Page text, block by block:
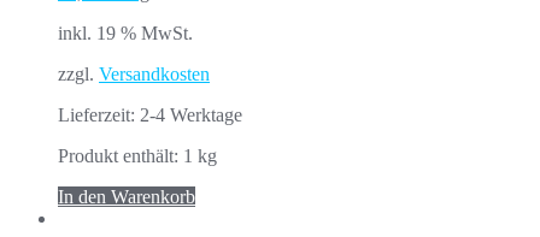
inkl. 19 % MwSt.
zzgl. Versandkosten
Lieferzeit: 2-4 Werktage
Produkt enthält: 1 kg
In den Warenkorb